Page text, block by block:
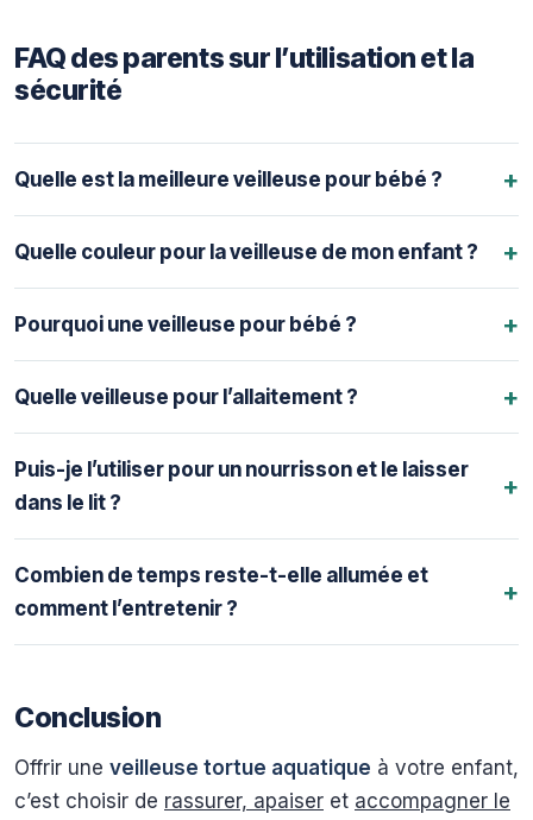
FAQ des parents sur l’utilisation et la
sécurité
Quelle est la meilleure veilleuse pour bébé ? +
Quelle couleur pour la veilleuse de mon enfant ? +
Pourquoi une veilleuse pour bébé ? +
Quelle veilleuse pour l’allaitement ? +
Puis-je l’utiliser pour un nourrisson et le laisser
dans le lit ?
+
Combien de temps reste-t-elle allumée et
comment l’entretenir ?
+
Conclusion
Offrir une veilleuse tortue aquatique à votre enfant,
c’est choisir de rassurer, apaiser et accompagner le